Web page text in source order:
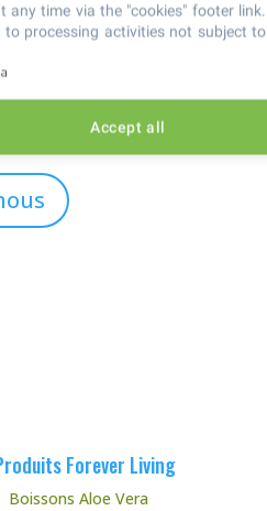
Forever Living
Boissons Aloe Vera
time via the "cookies" footer link
to processing activities not subject to
Accept all